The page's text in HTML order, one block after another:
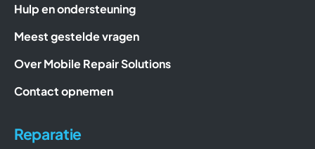
Hulp en ondersteuning
Meest gestelde vragen
Over Mobile Repair Solutions
Contact opnemen
Reparatie